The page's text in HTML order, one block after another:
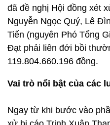
đã đề nghị Hội đồng xét
Nguyễn Ngọc Quý, Lê
Tiến (nguyên Phó Tổng
Đạt phải liên đới bồi
119.804.660.196 đồng.
Vai trò nổi bật của các
Ngay từ khi bước vào